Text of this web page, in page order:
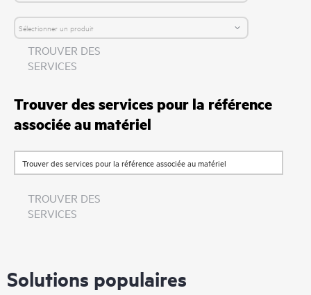
TROUVER DES
SERVICES
Trouver des services pour la référence
associée au matériel
TROUVER DES
SERVICES
Solutions populaires